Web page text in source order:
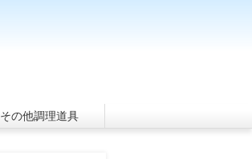
その他調理道具